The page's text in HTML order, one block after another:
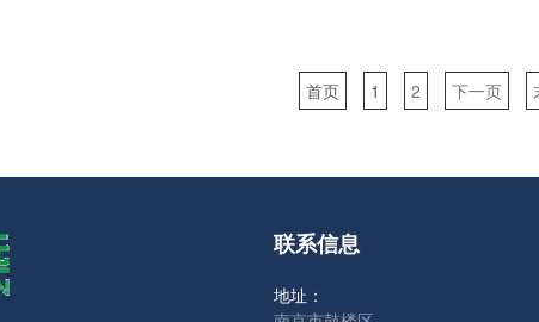
首页 1 2 下一页
联系信息
地址：